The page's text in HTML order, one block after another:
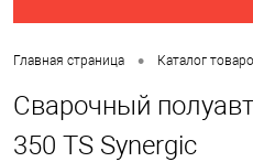
Главная страница • Каталог
Сварочный
350 TS Synergic